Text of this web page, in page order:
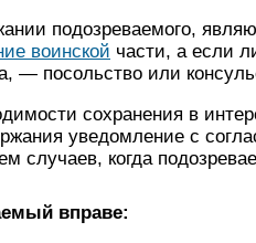
подозреваемого,
воинской части, а если
— посольство или
сохранения в
уведомление с
случаев, когда
вправе: